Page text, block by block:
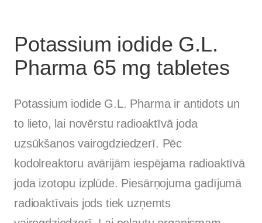
Potassium iodide G.L.
Pharma 65 mg tabletes
Potassium iodide G.L. Pharma ir antidots un
to lieto, lai novērstu radioaktīvā joda
uzsūkšanos vairogdziedzerī. Pēc
kodolreaktoru avārijām iespējama radioaktīvā
joda izotopu izplūde. Piesārņojuma gadījumā
radioaktīvais jods tiek uzņemts